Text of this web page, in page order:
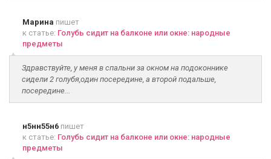
Марина пишет
к статье: Голубь сидит на балконе или окне: народные
предметы
Здравствуйте, у меня в спальни за окном на подоконнике
сидели 2 голубя,один посередине, а второй подальше,
посередине...
н5нн55н6 пишет
к статье: Голубь сидит на балконе или окне: народные
предметы